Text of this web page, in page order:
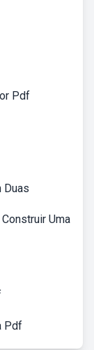
Pdf
Duas
Uma
Pdf